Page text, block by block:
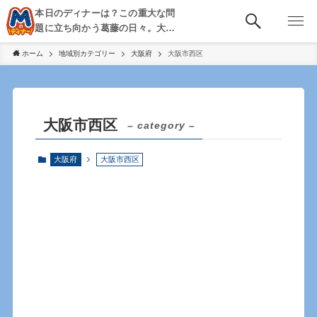
本日のディナーは？この重大な問
題に立ち向かう葛藤の日々。大
阪・京都・神戸を中心とした食べ
歩き、飲み歩きを綴る。
ホーム 地域別カテゴリー 大阪府 大阪市西区
大阪市西区 – category –
大阪府 大阪市西区